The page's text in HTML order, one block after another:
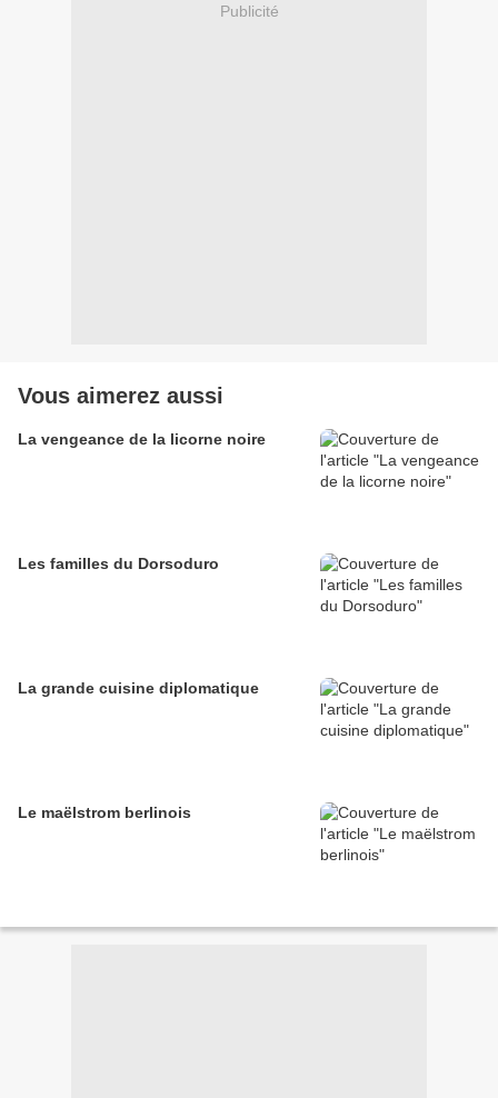
Publicité
Vous aimerez aussi
La vengeance de la licorne noire
Les familles du Dorsoduro
La grande cuisine diplomatique
Le maëlstrom berlinois